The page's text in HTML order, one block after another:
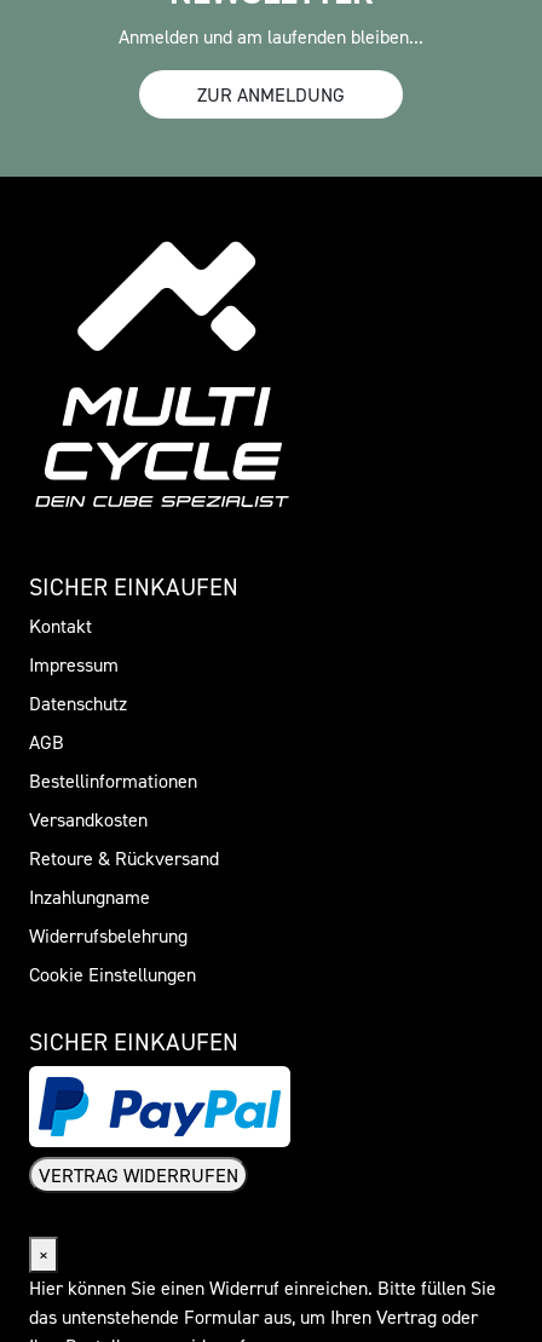
Anmelden und am laufenden bleiben...
ZUR ANMELDUNG
SICHER EINKAUFEN
Kontakt
Impressum
Datenschutz
AGB
Bestellinformationen
Versandkosten
Retoure & Rückversand
Inzahlungname
Widerrufsbelehrung
Cookie Einstellungen
SICHER EINKAUFEN
VERTRAG WIDERRUFEN
×
Hier können Sie einen Widerruf einreichen. Bitte füllen Sie
das untenstehende Formular aus, um Ihren Vertrag oder